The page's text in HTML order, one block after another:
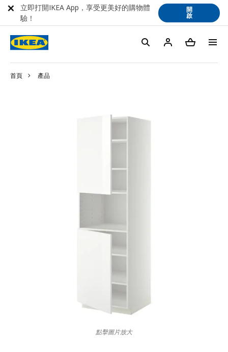
首頁 產品
點擊圖片放大
立即打開IKEA App，享受更美好的購物體
驗！
開
啟